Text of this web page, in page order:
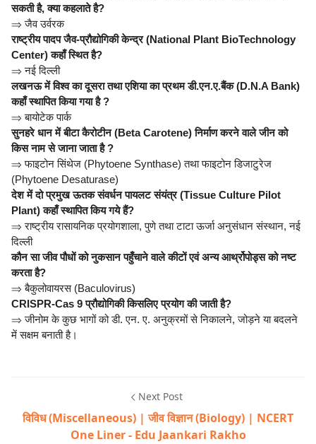
सकती है, क्या कहलाते है?
⇒जैव उर्वरक
राष्ट्रीय पादप जैव-प्रौद्योगिकी केन्द्र (National Plant BioTechnology
Center) कहाँ स्थित है?
⇒ नई दिल्ली
लखनऊ में विश्व का दूसरा तथा एशिया का प्रथम डी.एन.ए.बैंक (D.N.A Bank)
कहाँ स्थापित किया गया है ?
⇒ बायोटेक पार्क
सुनहरे धान में बीटा कैरोटीन (Beta Carotene) निर्माण करने वाले जीन को
किस नाम से जाना जाता है ?
⇒ फाइटोन सिंथेज (Phytoene Synthase) तथा फाइटोन डिजाटुरेज
(Phytoene Desaturase)
देश में दो प्रमुख ऊतक संवर्धन पायलट संयंत्र (Tissue Culture Pilot
Plant) कहाँ स्थापित किय गये हैं?
⇒ राष्ट्रीय रासायनिक प्रयोगशाला, पुणे तथा टाटा ऊर्जा अनुसंधान संस्थान, नई
दिल्ली
कौन सा जीव पौधों को नुकसान पहुँचाने वाले कीटों एवं अन्य आर्थ्रोपोड्स को नष्ट
करता है?
⇒ बैकुलोवायरस (Baculovirus)
CRISPR-Cas 9 प्रौद्योगिकी किसलिए प्रयोग की जाती है?
⇒ जीनोम के कुछ भागों को डी. एन. ए. अनुक्रमों से निकालने, जोड़ने या बदलने
में सक्षम बनाती है।
Next Post
विविध (Miscellaneous) | जीव विज्ञान (Biology) | NCERT
One Liner - Edu Jaankari Rakho